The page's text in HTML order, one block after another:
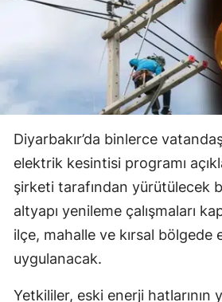
Diyarbakır’da binlerce
elektrik kesintisi programı
şirketi tarafından yürütülecek
altyapı yenileme çalışmaları
ilçe, mahalle ve kırsal
uygulanacak.
Yetkililer, eski enerji hatlarının